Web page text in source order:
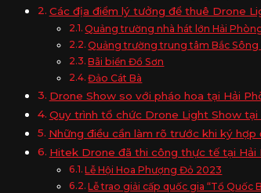
Các địa điểm lý tưởng để thuê Drone
Quảng trường nhà hát lớn Hải
Quảng trường trung tâm Bắc Sông
Bãi biển Đồ Sơn
Đảo Cát Bà
Drone Show so với pháo hoa tại Hải
Quy trình tổ chức Drone Light Show tại
Những điều cần làm rõ trước khi ký
Hitek Drone đã thi công thực tế tại Hải
Lễ Hội Hoa Phượng Đỏ 2023
Lễ trao giải cấp quốc gia “Tổ Quốc